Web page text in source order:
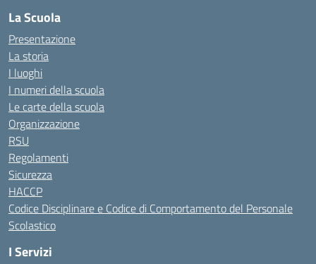
La Scuola
Presentazione
La storia
I luoghi
I numeri della scuola
Le carte della scuola
Organizzazione
RSU
Regolamenti
Sicurezza
HACCP
Codice Disciplinare e Codice di Comportamento del Personale
Scolastico
I Servizi